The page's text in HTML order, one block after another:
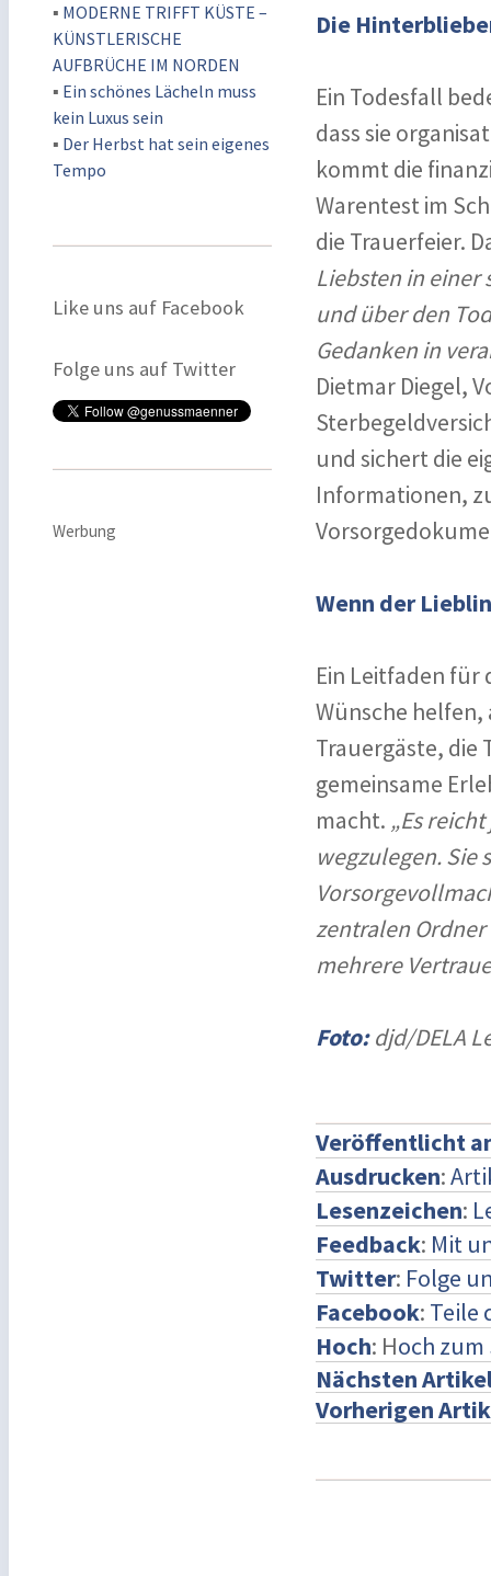
▪ MODERNE TRIFFT KÜSTE –
KÜNSTLERISCHE
AUFBRÜCHE IM NORDEN
▪ Ein schönes Lächeln muss
kein Luxus sein
▪ Der Herbst hat sein eigenes
Tempo
Like uns auf Facebook
Folge uns auf Twitter
Werbung
Die
Ein Todesfall
dass sie
kommt die
Warentest im
die Trauerfeier.
Liebsten in
und über den
Gedanken in
Dietmar Diegel,
und sichert die
Informationen,
Wenn der
Ein Leitfaden für
Wünsche helfen,
Trauergäste, die
gemeinsame
macht. „Es
wegzulegen.
zentralen
mehrere
Foto:djd/DELA
Veröffentlicht
Ausdrucken:
Lesenzeichen:
Feedback: Mit
Twitter: Folge
Facebook: Teile
Hoch: Hoch
Nächsten
Vorherigen